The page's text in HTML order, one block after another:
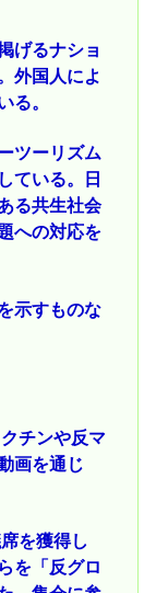
げるナショ
外国人によ
る。
ツーリズム
ている。日
る共生社会
への対応を
示すものな
チンや反マ
画を通じ
を獲得し
を「反グロ